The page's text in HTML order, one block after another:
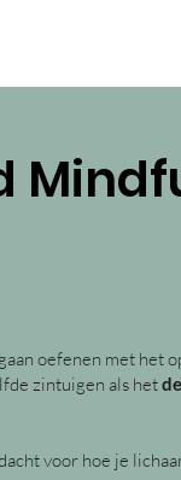
oefenen met
zintuigen als het
voor hoe je